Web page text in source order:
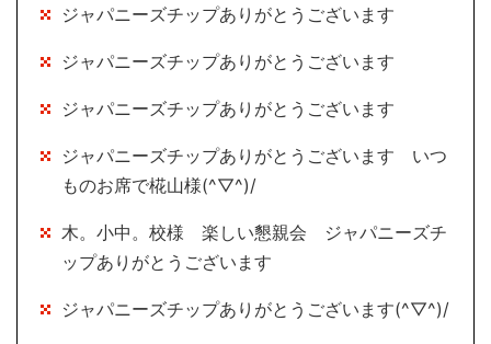
ジャパニーズチップありがとうございます
ジャパニーズチップありがとうございます
ジャパニーズチップありがとうございます
ジャパニーズチップありがとうございます いつ
ものお席で椛山様(^▽^)/
木。小中。校様 楽しい懇親会 ジャパニーズチ
ップありがとうございます
ジャパニーズチップありがとうございます(^▽^)/